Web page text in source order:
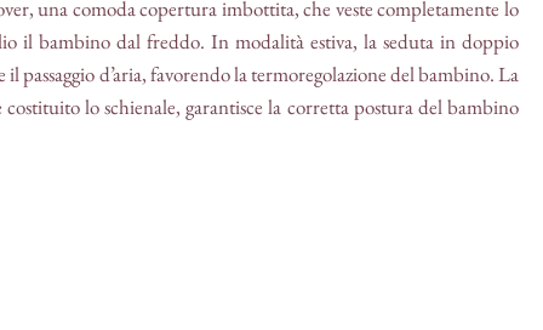
una comoda copertura imbottita, che veste completamente lo
il bambino dal freddo. In modalità estiva, la seduta in doppio
passaggio d’aria, favorendo la termoregolazione del bambino. La
lo schienale, garantisce la corretta postura del bambino